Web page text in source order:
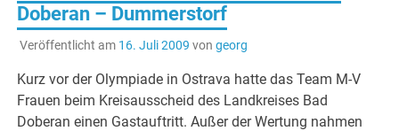
Doberan – Dummerstorf
Veröffentlicht am 16. Juli 2009 von georg
Kurz vor der Olympiade in Ostrava hatte das Team M-V
Frauen beim Kreisausscheid des Landkreises Bad
Doberan einen Gastauftritt. Außer der Wertung nahmen